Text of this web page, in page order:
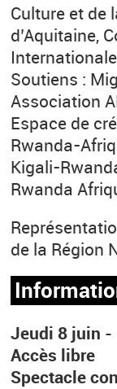
Culture et de
d’Aquitaine,
Soutiens :
Association
Espace de
Rwanda-
Kigali-
Rwanda
de la Région
Jeudi 8 juin -
Accès libre
Spectacle